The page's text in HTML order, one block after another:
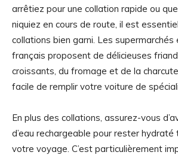
arrêtiez pour une collation rapide ou
niquiez en cours de route, il est
collations bien garni. Les supermarchés
français proposent de délicieuses
croissants, du fromage et de la
facile de remplir votre voiture de
En plus des collations, assurez-vous
d’eau rechargeable pour rester hydraté
votre voyage. C’est particulièrement